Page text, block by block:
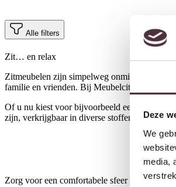
Deze
We
media,
Alle filters
Zit… en relax
Zitmeubelen zijn simpelweg onmisbaar in
familie en vrienden. Bij Meubelcity vindt u
Of u nu kiest voor bijvoorbeeld een royale
zijn, verkrijgbaar in diverse stoffen, kleuren
Zorg voor een comfortabele sfeer in uw